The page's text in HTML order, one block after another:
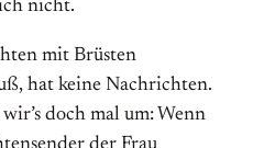
nicht.
mit Brüsten
hat keine Nachrichten.
doch mal um: Wenn